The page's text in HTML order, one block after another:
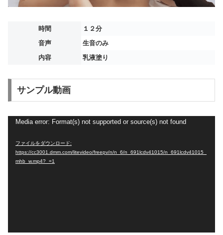
時間
１２分
音声
生音のみ
内容
乳液塗り
サンプル動画
Media error: Format(s) not supported or source(s) not found
ファイルをダウンロード:
https://cc3001.dmm.com/litevideo/freepv/n/n_6/n_691lcdv41015/n_691lcdv41015_
mhb_w.mp4?_=1